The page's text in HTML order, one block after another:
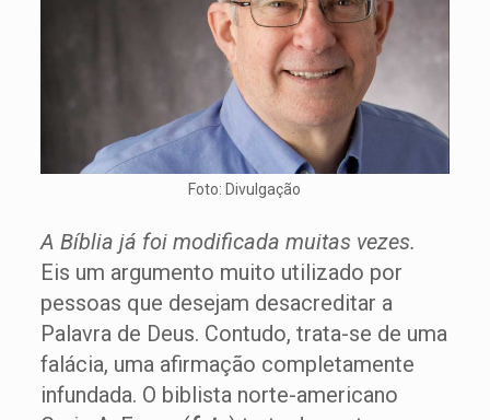
Foto: Divulgação
A Bíblia já foi modificada muitas vezes.
Eis um argumento muito utilizado por
pessoas que desejam desacreditar a
Palavra de Deus. Contudo, trata-se de uma
falácia, uma afirmação completamente
infundada. O biblista norte-americano